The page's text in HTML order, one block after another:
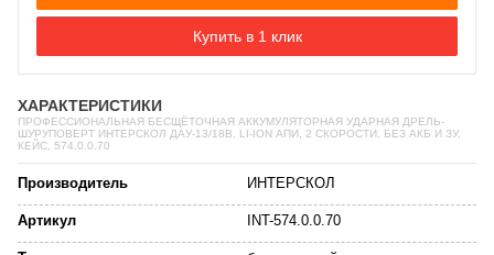
Купить в 1 клик
ХАРАКТЕРИСТИКИ
ПРОФЕССИОНАЛЬНАЯ БЕСЩЁТОЧНАЯ АККУМУЛЯТОРНАЯ УДАРНАЯ ДРЕЛЬ-
ШУРУПОВЕРТ ИНТЕРСКОЛ ДАУ-13/18В, LI-ION АПИ, 2 СКОРОСТИ, БЕЗ АКБ И ЗУ,
КЕЙС, 574.0.0.70
Производитель ИНТЕРСКОЛ
Артикул INT-574.0.0.70